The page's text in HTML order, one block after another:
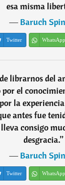
esa misma
―Baruch
Twitter WhatsApp
librarnos del
por el
la
antes fue
consigo
desgracia.”
―Baruch
Twitter WhatsApp